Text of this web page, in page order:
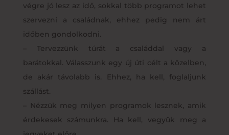
végre jó lesz az idő, sokkal több programot lehet
szervezni a családnak, ehhez pedig nem árt
időben gondolkodni.
– Tervezzünk túrát a családdal vagy a
barátokkal. Válasszunk egy új úti célt a közelben,
de akár távolabb is. Ehhez, ha kell, foglaljunk
szállást.
– Nézzük meg milyen programok lesznek, amik
érdekesek számunkra. Ha kell, vegyük meg a